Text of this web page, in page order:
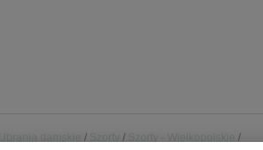
Ubrania damskie Szorty
Szorty - Wielkopolskie